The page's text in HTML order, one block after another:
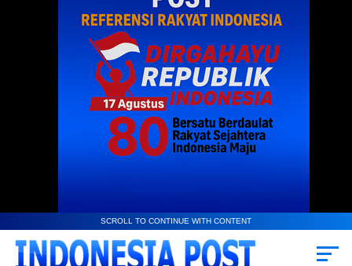
SCROLL TO CONTINUE WITH CONTENT